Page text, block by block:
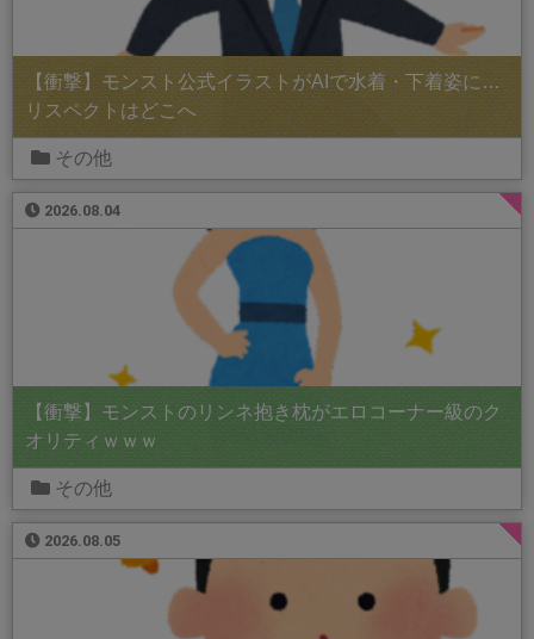
【衝撃】モンスト公式イラストがAIで水着・下着姿に…
リスペクトはどこへ
その他
2026.08.04
【衝撃】モンストのリンネ抱き枕がエロコーナー級のク
オリティｗｗｗ
その他
2026.08.05